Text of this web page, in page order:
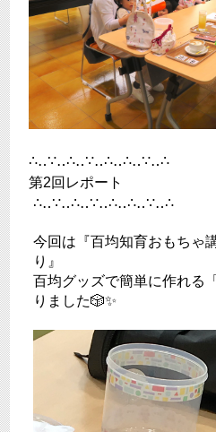
∴‥∵‥∴‥∵‥∴‥∴‥∵‥∴
第2回レポート
∴‥∵‥∴‥∵‥∴‥∴‥∵‥∴
今回は『百均知育おもちゃ
り』
百均グッズで簡単に作れる
りました🎲✨